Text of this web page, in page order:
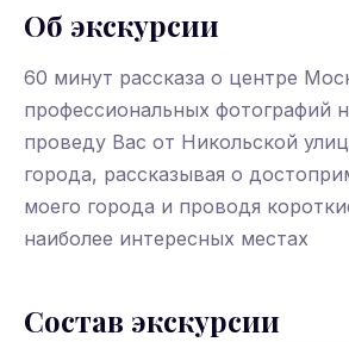
Об экскурсии
60 минут рассказа о центре
профессиональных фотографий
проведу Вас от Никольской
города, рассказывая о
моего города и проводя
наиболее интересных местах
Состав экскурсии